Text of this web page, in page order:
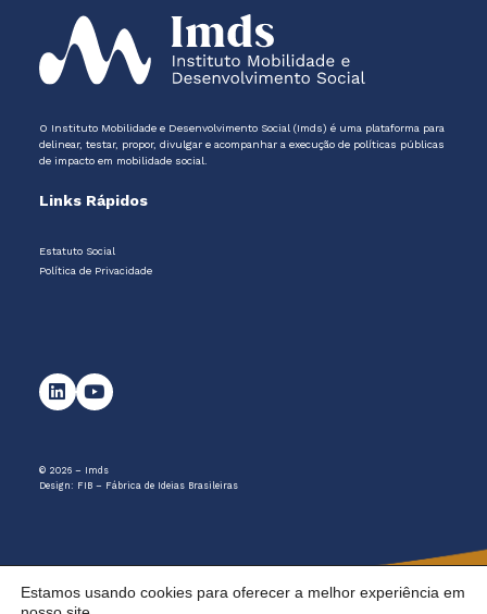
O Instituto Mobilidade e Desenvolvimento Social (Imds) é uma plataforma para
delinear, testar, propor, divulgar e acompanhar a execução de políticas públicas
de impacto em mobilidade social.
Links Rápidos
Estatuto Social
Política de Privacidade
© 2026 – Imds
Design: FIB – Fábrica de Ideias Brasileiras
Estamos usando cookies para oferecer a melhor experiência em